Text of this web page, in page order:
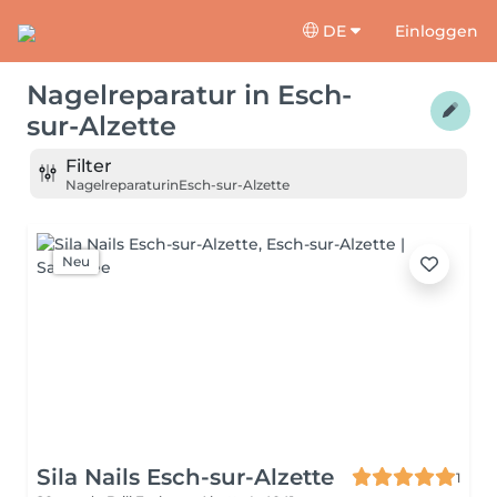
DE Einloggen
Nagelreparatur in Esch-
sur-Alzette
Filter
NagelreparaturinEsch-sur-Alzette
Neu
Sila Nails Esch-sur-Alzette
1